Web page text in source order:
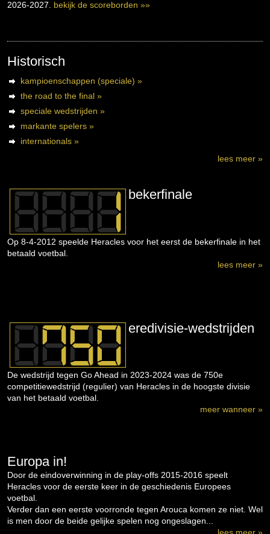
2026-2027. bekijk de scoreborden »»
Historisch
kampioenschappen (speciale) »
the road to the final »
speciale wedstrijden »
markante spelers »
internationals »
lees meer »
bekerfinale
Op 8-4-2012 speelde Heracles voor het eerst de bekerfinale in het
betaald voetbal.
lees meer »
eredivisie-wedstrijden
De wedstrijd tegen Go Ahead in 2023-2024 was de 750e
competitiewedstrijd (regulier) van Heracles in de hoogste divisie
van het betaald voetbal.
meer wanneer »
Europa in!
Door de eindoverwinning in de play-offs 2015-2016 speelt
Heracles voor de eerste keer in de geschiedenis Europees
voetbal.
Verder dan een eerste voorronde tegen Arouca komen ze niet. Wel
is men door de beide gelijke spelen nog ongeslagen...